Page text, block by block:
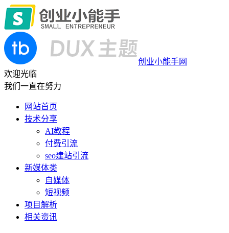
创业小能手网
欢迎光临
我们一直在努力
网站首页
技术分享
AI教程
付费引流
seo建站引流
新媒体类
自媒体
短视频
项目解析
相关资讯